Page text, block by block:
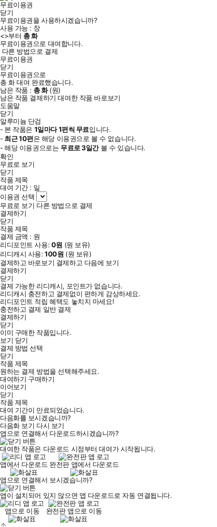
무료이용권
닫기
무료이용권을 사용하시겠습니까?
사용 가능 : 장
<>부터 총화
무료이용권으로 대여합니다.
다른 방법으로 결제
무료이용권
닫기
무료이용권으로
총 화대여 완료했습니다.
남은 작품 : 총화(원)
남은 작품 결제하기 대여한 작품 바로보기
도움말
닫기
알루미늄 단검
- 본 작품은 1일마다1편씩 무료입니다.
- 최근10편은 해당 이용권으로 볼 수 없습니다.
- 해당 이용권으로는 무료로3일간볼 수 있습니다.
확인
무료로 보기
닫기
작품 제목
대여 기간 : 일
이용권 선택
무료로 보기 다른 방법으로 결제
결제하기
닫기
작품 제목
결제 금액 : 원
리디포인트 사용: 0원 (원 보유)
리디캐시 사용:100원 (원 보유)
결제하고 바로보기 결제하고 다음에 보기
결제하기
닫기
결제 가능한 리디캐시, 포인트가 없습니다.
리디캐시 충전하고 결제없이 편하게 감상하세요.
리디포인트 적립 혜택도 놓치지 마세요!
충전하고 결제 일반 결제
결제하기
닫기
이미 구매한 작품입니다.
보기 닫기
결제 방법 선택
닫기
작품 제목
원하는 결제 방법을 선택해주세요.
대여하기 구매하기
이어보기
닫기
작품 제목
대여 기간이 만료되었습니다.
다음화를 보시겠습니까?
다음화 보기 다시 보기
앱으로 연결해서 다운로드하시겠습니까?
대여한 작품은 다운로드 시점부터 대여가 시작됩니다.
앱에서 다운로드 완전판 앱에서 다운로드
앱으로 연결해서 보시겠습니까?
앱이 설치되어 있지 않으면 앱 다운로드로 자동 연결됩니다.
앱으로 이동
완전판 앱으로 이동